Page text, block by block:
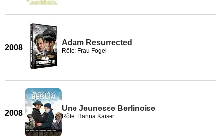
2008
Adam Resurrected
Rôle: Frau Fogel
2008
Une Jeunesse Berlinoise
Rôle: Hanna Kaiser